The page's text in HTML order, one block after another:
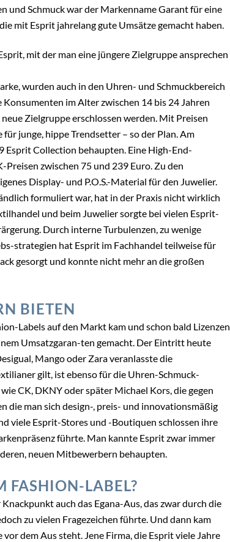
und Schmuck war der Markenname Garant für eine
mit Esprit jahrelang gute Umsätze gemacht haben.
mit der man eine jüngere Zielgruppe ansprechen
wurden auch in den Uhren- und Schmuckbereich
im Alter zwischen 14 bis 24 Jahren
Zielgruppe erschlossen werden. Mit Preisen
junge, hippe Trendsetter – so der Plan. Am
Esprit Collection behaupten. Eine High-End-
zwischen 75 und 239 Euro. Zu den
Display- und P.O.S.-Material für den Juwelier.
formuliert war, hat in der Praxis nicht wirklich
und beim Juwelier sorgte bei vielen Esprit-
Durch interne Turbulenzen, zu wenige
strategien hat Esprit im Fachhandel teilweise für
gesorgt und konnte nicht mehr an die großen
BIETEN
Labels auf den Markt kam und schon bald Lizenzen
Umsatzgaran-ten gemacht. Der Eintritt heute
Mango oder Zara veranlasste die
gilt, ist ebenso für die Uhren-Schmuck-
CK, DKNY oder später Michael Kors, die gegen
die man sich design-, preis- und innovationsmäßig
viele Esprit-Stores und -Boutiquen schlossen ihre
führte. Man kannte Esprit zwar immer
neuen Mitbewerbern behaupten.
FASHION-LABEL?
auch das Egana-Aus, das zwar durch die
zu vielen Fragezeichen führte. Und dann kam
dem Aus steht. Jene Firma, die Esprit viele Jahre